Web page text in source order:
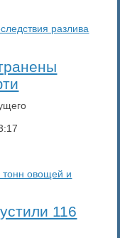
116